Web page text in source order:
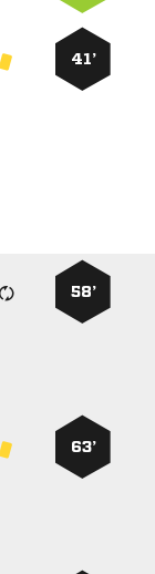
41’
58’
63’